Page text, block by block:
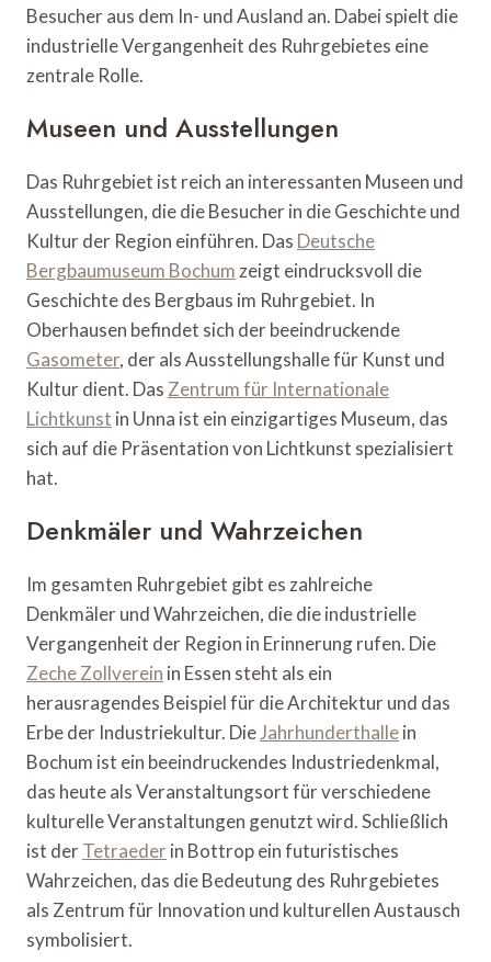
Besucher aus dem In- und Ausland an. Dabei spielt die
industrielle Vergangenheit des Ruhrgebietes eine
zentrale Rolle.
Museen und Ausstellungen
Das Ruhrgebiet ist reich an interessanten Museen und
Ausstellungen, die die Besucher in die Geschichte und
Kultur der Region einführen. Das Deutsche
Bergbaumuseum Bochum zeigt eindrucksvoll die
Geschichte des Bergbaus im Ruhrgebiet. In
Oberhausen befindet sich der beeindruckende
Gasometer, der als Ausstellungshalle für Kunst und
Kultur dient. Das Zentrum für Internationale
Lichtkunst in Unna ist ein einzigartiges Museum, das
sich auf die Präsentation von Lichtkunst spezialisiert
hat.
Denkmäler und Wahrzeichen
Im gesamten Ruhrgebiet gibt es zahlreiche
Denkmäler und Wahrzeichen, die die industrielle
Vergangenheit der Region in Erinnerung rufen. Die
Zeche Zollverein in Essen steht als ein
herausragendes Beispiel für die Architektur und das
Erbe der Industriekultur. DieJahrhunderthallein
Bochum ist ein beeindruckendes Industriedenkmal,
das heute als Veranstaltungsort für verschiedene
kulturelle Veranstaltungen genutzt wird. Schließlich
ist derTetraederin Bottrop ein futuristisches
Wahrzeichen, das die Bedeutung des Ruhrgebietes
als Zentrum für Innovation und kulturellen Austausch
symbolisiert.